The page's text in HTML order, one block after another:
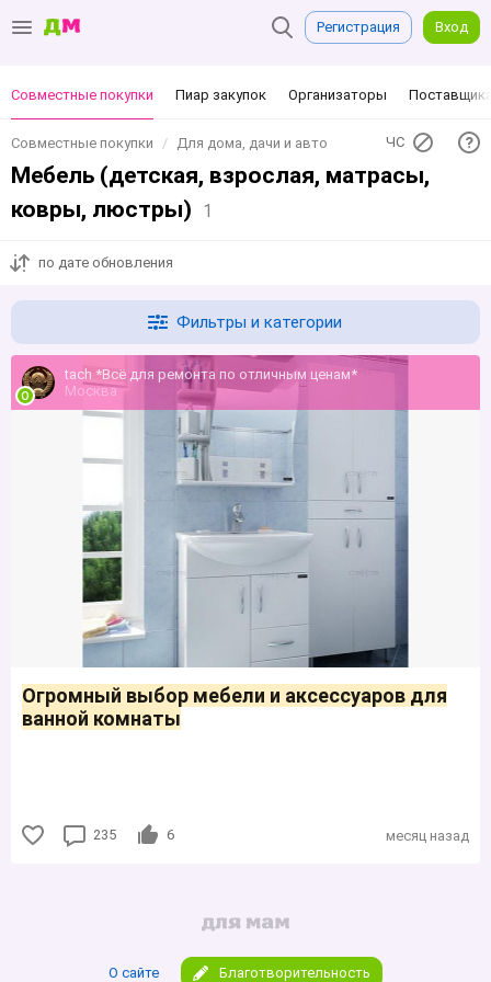
Регистрация Вход
Совместные покупки Пиар закупок Организаторы
ЧС
Совместные покупки Для дома, дачи и авто
Мебель (детская, взрослая, матрасы,
ковры, люстры)
1
по дате обновления
Фильтры и категории
tach *Всё для ремонта по отличным ценам*
Москва
Огромный выбор мебели и аксессуаров для
ванной комнаты
235 6 месяц назад
О сайте Благотворительность